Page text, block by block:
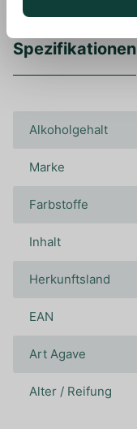
Spezifikationen
Alkoholgehalt
Marke
Farbstoffe
Inhalt
Herkunftsland
EAN
Art Agave
Alter / Reifung